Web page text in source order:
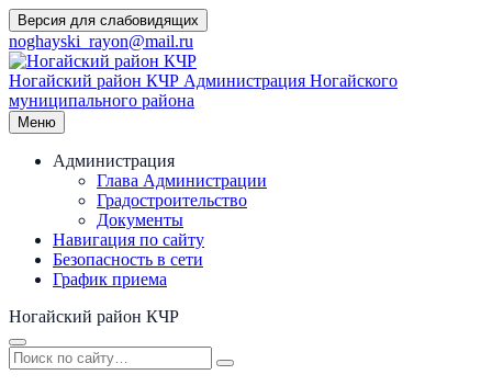
Перейти
к
содержимому
Версия для слабовидящих
noghayski_rayon@mail.ru
Ногайский район КЧР Администрация Ногайского
муниципального района
Меню
Администрация
Глава Администрации
Градостроительство
Документы
Навигация по сайту
Безопасность в сети
График приема
Ногайский район КЧР